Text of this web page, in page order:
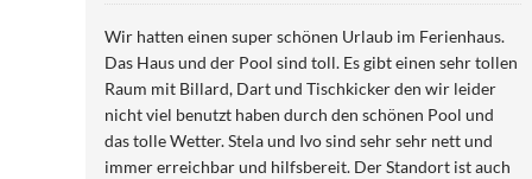
Wir hatten einen super schönen Urlaub im Ferienhaus.
Das Haus und der Pool sind toll. Es gibt einen sehr tollen
Raum mit Billard, Dart und Tischkicker den wir leider
nicht viel benutzt haben durch den schönen Pool und
das tolle Wetter. Stela und Ivo sind sehr sehr nett und
immer erreichbar und hilfsbereit. Der Standort ist auch